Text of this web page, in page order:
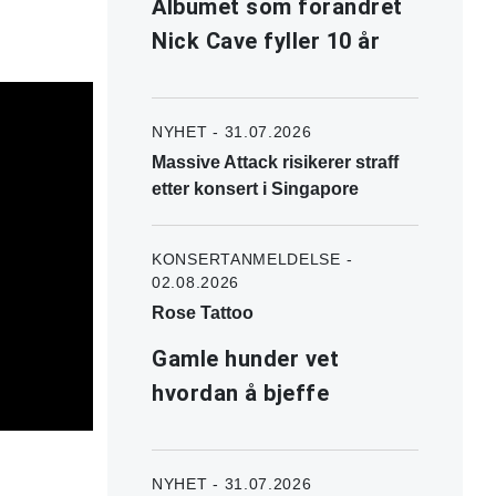
Albumet som forandret
Nick Cave fyller 10 år
NYHET - 31.07.2026
Massive Attack risikerer straff
etter konsert i Singapore
KONSERTANMELDELSE -
02.08.2026
Rose Tattoo
Gamle hunder vet
hvordan å bjeffe
NYHET - 31.07.2026